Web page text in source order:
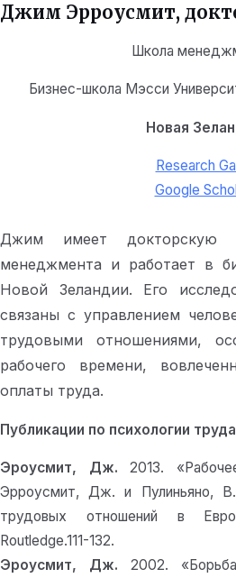
Джим Эрроусмит,
Школа
Бизнес-школа Мэсси
Новая
Research
Google
Джим имеет докторскую
менеджмента и работает в
Новой Зеландии. Его
связаны с управлением
трудовыми отношениями,
рабочего времени,
оплаты труда.
Публикации по психологии
Эроусмит, Дж.2013.
Эрроусмит, Дж. и Пулиньяно,
трудовых отношений в
Routledge.111-132.
Эроусмит, Дж. 2002.